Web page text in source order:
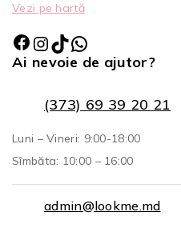
Vezi pe hartă
Ai nevoie de ajutor?
(373) 69 39 20 21
Luni – Vineri: 9:00-18:00
Sîmbăta: 10:00 – 16:00
admin@lookme.md